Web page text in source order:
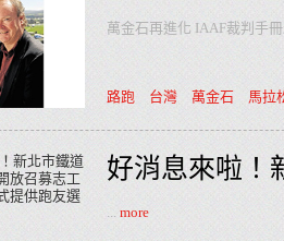
萬金石再進化 IAAF裁判手
路跑 台灣 萬金石 馬拉
好消息來啦！
... more